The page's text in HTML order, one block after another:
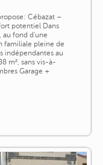
Cébazat –
potentiel Dans
fond d'une
familiale pleine de
indépendantes au
m², sans vis-à-
Garage +